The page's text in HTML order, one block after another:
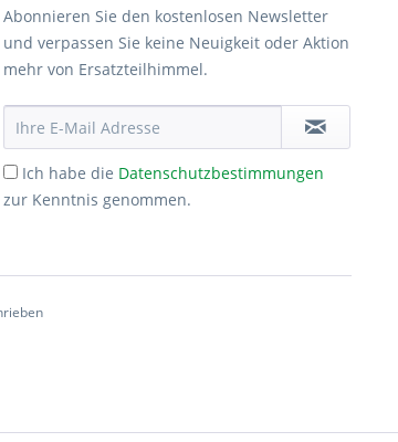
Abonnieren Sie den kostenlosen Newsletter
und verpassen Sie keine Neuigkeit oder Aktion
mehr von Ersatzteilhimmel.
Ich habe die Datenschutzbestimmungen
zur Kenntnis genommen.